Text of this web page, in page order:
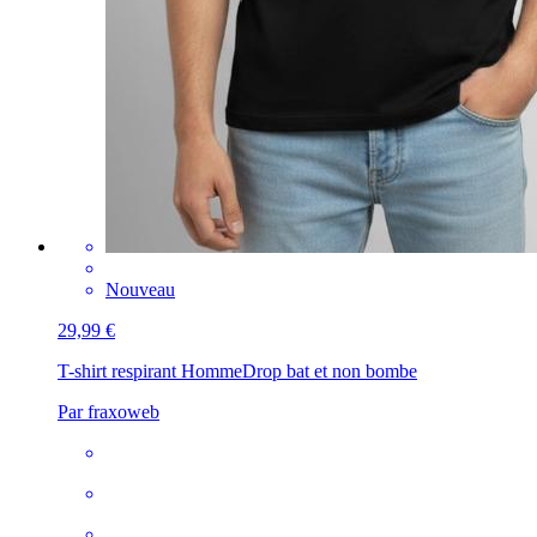
Nouveau
29,99 €
T-shirt respirant HommeDrop bat et non bombe
Par fraxoweb